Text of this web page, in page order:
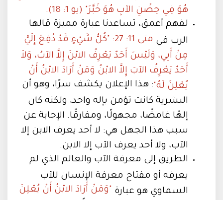
هُوَ فِي حِضْنِ الآبِ هُوَ خَبَّرَ" (يو 1: 18).
لفهم أعمق، تساعدنا عبارة مميزة قالها
الرب في متى 11: 27: "كُلُّ شَيْءٍ قَدْ دُفِعَ إِلَيَّ
مِنْ أَبِي، وَلَيْسَ أَحَدٌ يَعْرِفُ الابْنَ إِلاَّ الآبُ، وَلاَ
أَحَدٌ يَعْرِفُ الآبَ إِلاَّ الابْنُ وَمَنْ أَرَادَ الابْنُ أَنْ
يُعْلِنَ لَهُ": هذا الإعلان يكشف سرًا، وهو أن
البشرية كانت تؤمن بإله واحد، ولكنه كان
إلهًا غامضًا، مجهولًا، ومفارقًا. الإجابة عن
سبب هذا الجهل هي: لا أحد يعرف الابن إلا
الآب، ولا أحد يعرف الآب إلا الابن.
الطريق إلى معرفة الآب والعالم الذي لم
يعرفه أو مفتاح معرفة الإنسان للآب
السماوي هو عبارة "وَمَنْ أَرَادَ الابْنُ أَنْ يُعْلِنَ